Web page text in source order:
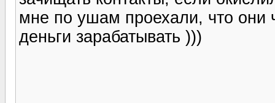
мне по ушам проехали, что они
деньги зарабатывать )))